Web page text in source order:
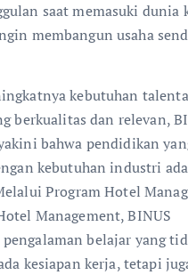
saat memasuki dunia
membangun usaha
kebutuhan talenta
berkualitas dan relevan,
bahwa pendidikan
kebutuhan industri
Program Hotel
Management, BINUS
belajar yang
kesiapan kerja, tetapi